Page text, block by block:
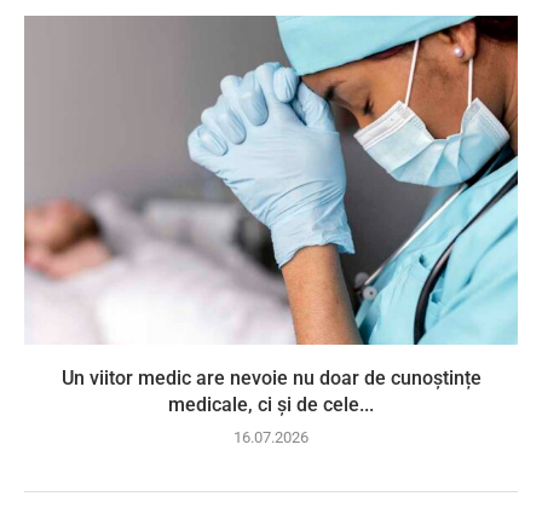
Un viitor medic are nevoie nu doar de cunoștințe
medicale, ci și de cele...
16.07.2026